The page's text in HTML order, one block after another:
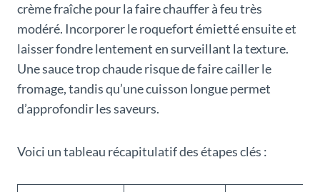
crème fraîche pour la faire chauffer à feu très
modéré. Incorporer le roquefort émietté ensuite et
laisser fondre lentement en surveillant la texture.
Une sauce trop chaude risque de faire cailler le
fromage, tandis qu’une cuisson longue permet
d’approfondir les saveurs.
Voici un tableau récapitulatif des étapes clés :